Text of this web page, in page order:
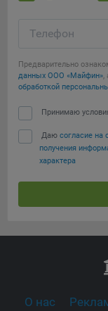
Телефон
Предварительно
данных ООО «Майфин»,
обработкой
Принимаю
Даю согласие на
получения
характера
О нас